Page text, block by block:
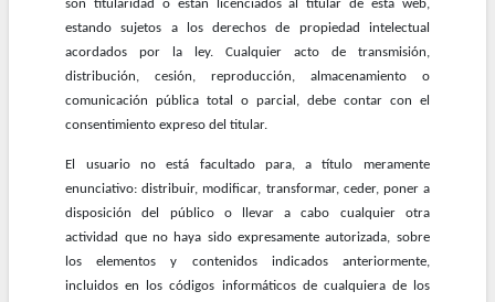
son titularidad o están licenciados al titular de esta web,
estando sujetos a los derechos de propiedad intelectual
acordados por la ley. Cualquier acto de transmisión,
distribución, cesión, reproducción, almacenamiento o
comunicación pública total o parcial, debe contar con el
consentimiento expreso del titular.
El usuario no está facultado para, a título meramente
enunciativo: distribuir, modificar, transformar, ceder, poner a
disposición del público o llevar a cabo cualquier otra
actividad que no haya sido expresamente autorizada, sobre
los elementos y contenidos indicados anteriormente,
incluidos en los códigos informáticos de cualquiera de los